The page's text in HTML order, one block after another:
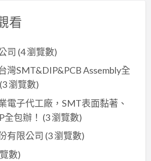
看
司 (4 瀏覽數)
灣SMT&DIP&PCB Assembly全
(3 瀏覽數)
電子代工廠，SMT表面黏著、
包辦！ (3 瀏覽數)
有限公司 (3 瀏覽數)
數)